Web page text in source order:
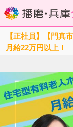
【正社員】【門真
月給22万円以上！